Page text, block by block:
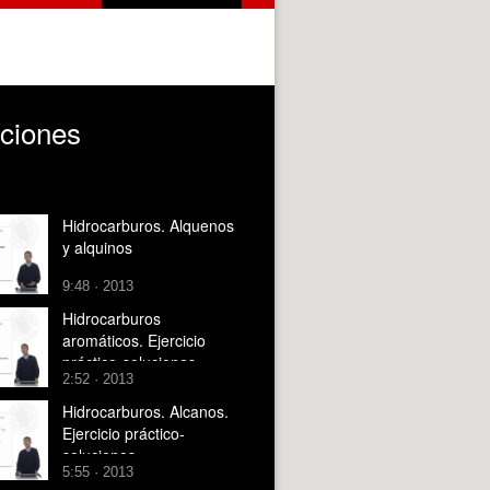
Hidrocarburos. Alquenos
y alquinos
9:48 · 2013
Hidrocarburos
aromáticos. Ejercicio
práctico-soluciones
2:52 · 2013
Hidrocarburos. Alcanos.
Ejercicio práctico-
soluciones
5:55 · 2013